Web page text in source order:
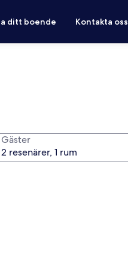
ditt boende Kontakta oss
Gäster